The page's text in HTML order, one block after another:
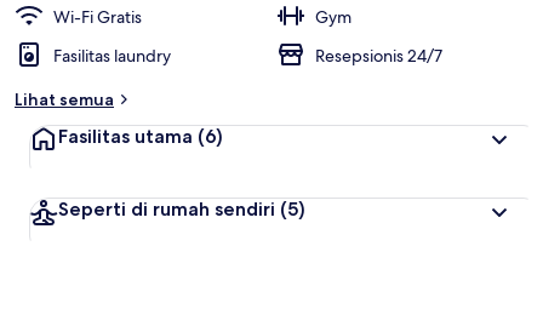
Wi-Fi Gratis
Gym
Fasilitas laundry
Resepsionis 24/7
Lihat semua
Fasilitas utama (6)
Seperti di rumah sendiri (5)